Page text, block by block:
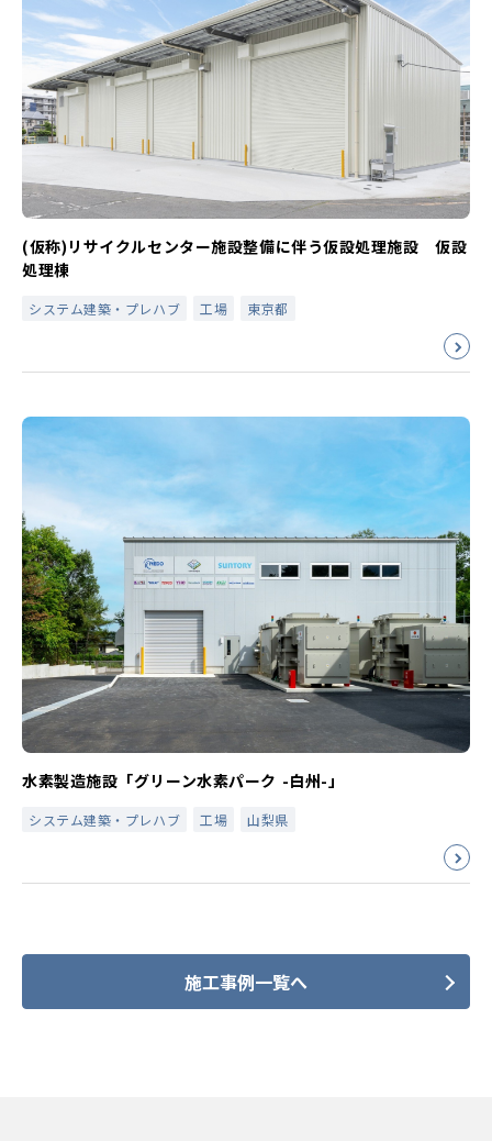
(仮称)リサイクルセンター施設整備に伴う仮設処理施設 仮設
処理棟
システム建築・プレハブ 工場 東京都
水素製造施設「グリーン水素パーク -白州-」
システム建築・プレハブ 工場 山梨県
施工事例一覧へ